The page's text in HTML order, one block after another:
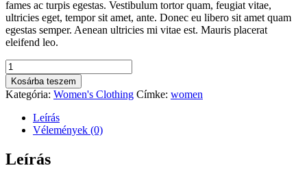
fames ac turpis egestas. Vestibulum tortor quam, feugiat vitae,
ultricies eget, tempor sit amet, ante. Donec eu libero sit amet quam
egestas semper. Aenean ultricies mi vitae est. Mauris placerat
eleifend leo.
Crinkled
Shirt
Dress
mennyiség
Kosárba teszem
Kategória: Women's Clothing Címke: women
Leírás
Vélemények (0)
Leírás